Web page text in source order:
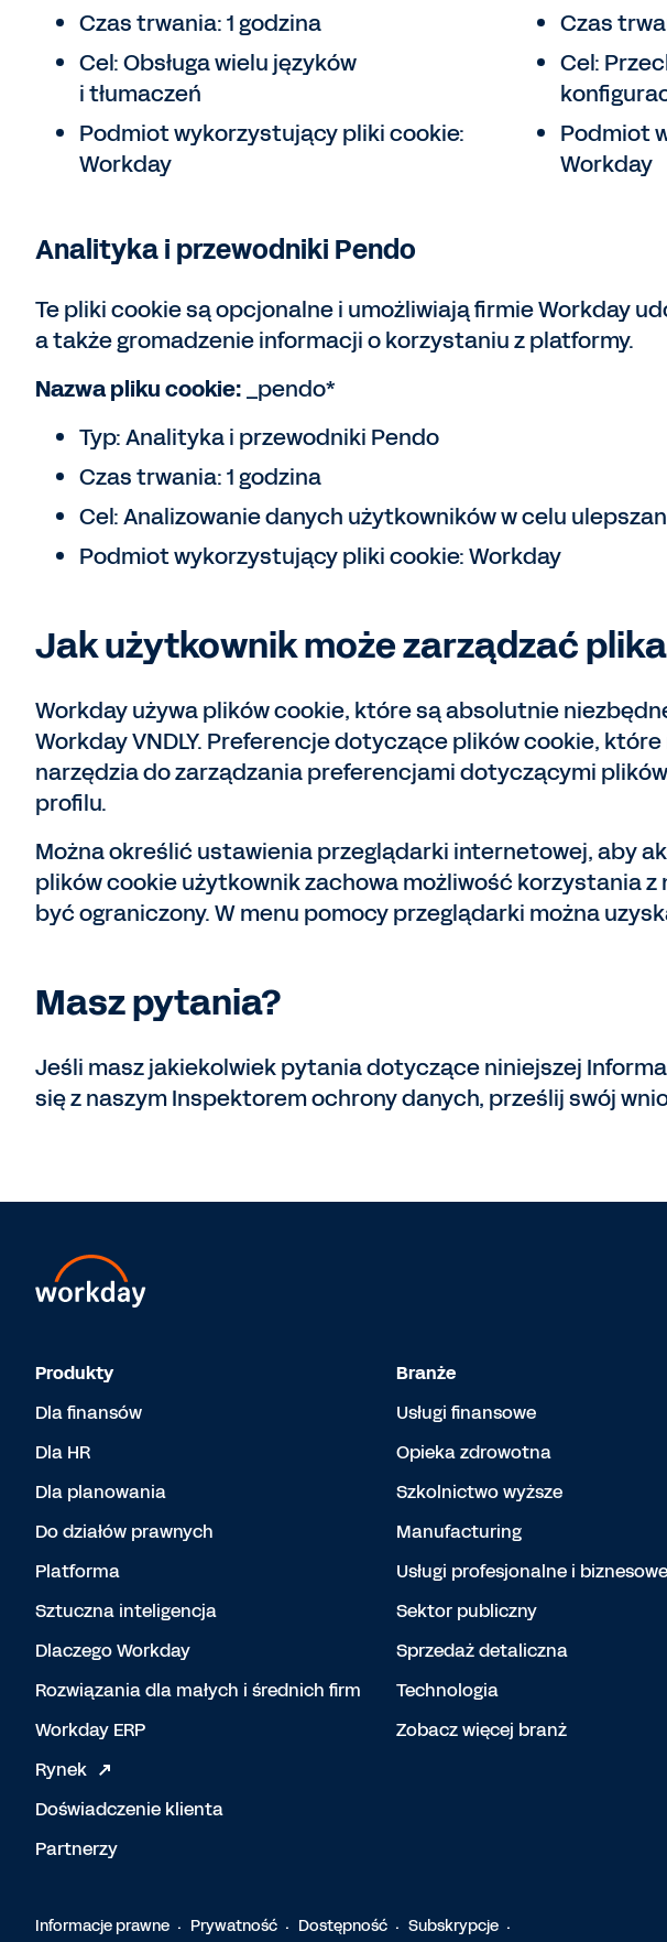
Czas trwania: 1 godzina
Cel: Obsługa wielu języków
i tłumaczeń
Podmiot wykorzystujący pliki cookie:
Workday
Czas
Cel:
Podmiot
Workday
Analityka i przewodniki Pendo
Te pliki cookie są opcjonalne i umożliwiają firmie Workday
a także gromadzenie informacji o korzystaniu z platformy.
Nazwa pliku cookie:_pendo*
Typ: Analityka i przewodniki Pendo
Czas trwania: 1 godzina
Cel: Analizowanie danych użytkowników w celu
Podmiot wykorzystujący pliki cookie: Workday
Jak użytkownik może zarządzać
Workday używa plików cookie, które są absolutnie
Workday VNDLY. Preferencje dotyczące plików cookie,
narzędzia do zarządzania preferencjami dotyczącymi
profilu.
Można określić ustawienia przeglądarki internetowej, aby
plików cookie użytkownik zachowa możliwość korzystania
być ograniczony. W menu pomocy przeglądarki można
Masz pytania?
Jeśli masz jakiekolwiek pytania dotyczące niniejszej
się z naszym Inspektorem ochrony danych, prześlij swój
Produkty
Dla finansów
Dla HR
Dla planowania
Do działów prawnych
Platforma
Sztuczna inteligencja
Dlaczego Workday
Rozwiązania dla małych i średnich firm
Workday ERP
Rynek
Doświadczenie klienta
Partnerzy
Branże
Usługi finansowe
Opieka zdrowotna
Szkolnictwo wyższe
Manufacturing
Usługi profesjonalne i biznesowe
Sektor publiczny
Sprzedaż detaliczna
Technologia
Zobacz więcej branż
Informacje prawne Prywatność Dostępność Subskrypcje